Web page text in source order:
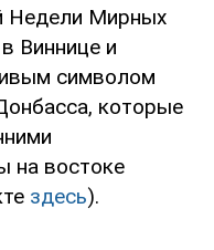
Недели Мирных
Виннице и
символом
которые
на востоке
здесь).